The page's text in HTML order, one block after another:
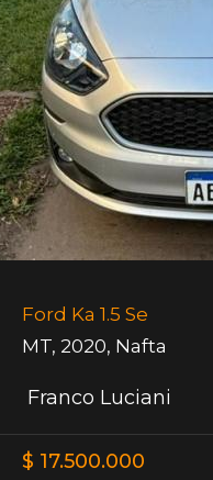
Ford Ka 1.5 Se
MT, 2020, Nafta
Franco Luciani
$ 17.500.000